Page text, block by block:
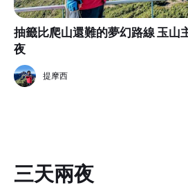
抽籤比爬山還難的夢幻路線 玉山
夜
提摩西
三天兩夜